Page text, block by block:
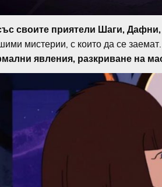
своите приятели Шаги,
мистерии, с които да се
явления, разкриване на